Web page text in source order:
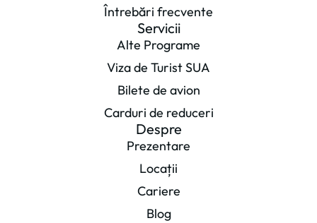
Întrebări frecvente
Servicii
Alte Programe
Viza de Turist SUA
Bilete de avion
Carduri de reduceri
Despre
Prezentare
Locații
Cariere
Blog